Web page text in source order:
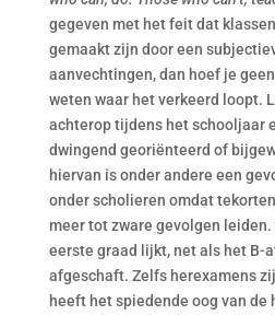
gegeven met het feit dat
gemaakt zijn door een
aanvechtingen, dan hoef je
weten waar het verkeerd loopt.
achterop tijdens het schooljaar
dwingend georiënteerd of
hiervan is onder andere een
onder scholieren omdat
meer tot zware gevolgen
eerste graad lijkt, net als het B-
afgeschaft. Zelfs herexamens
heeft het spiedende oog van